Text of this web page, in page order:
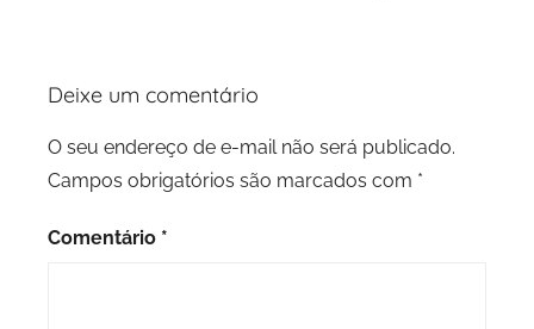
Deixe um comentário
O seu endereço de e-mail não será publicado.
Campos obrigatórios são marcados com *
Comentário *